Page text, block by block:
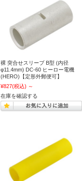
裸 突合せスリーブ B型 (内径
φ11.4mm) DC-60 ヒーロー電機
(HERO)【定形外郵便可】
¥827(税込) ～
在庫を確認する